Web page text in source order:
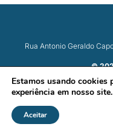
Rua Antonio Geraldo
©
Estamos usando cookies
experiência em nosso site.
Aceitar